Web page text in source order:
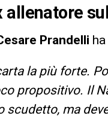
allenatore
Prandelli
la più forte.
propositivo. Il
scudetto, ma